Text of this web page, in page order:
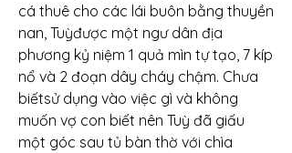
cá thuê cho các lái buôn bằng thuyền
nan, Tuỳđược một ngư dân địa
phương kỷ niệm 1 quả mìn tự tạo, 7 kíp
nổ và 2 đoạn dây cháy chậm. Chưa
biếtsử dụng vào việc gì và không
muốn vợ con biết nên Tuỳ đã giấu
một góc sau tủ bàn thờ với chìa